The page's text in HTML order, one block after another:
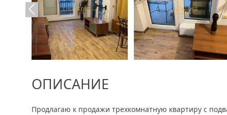
ОПИСАНИЕ
Продлагаю к продажи трехкомнатную квартиру с